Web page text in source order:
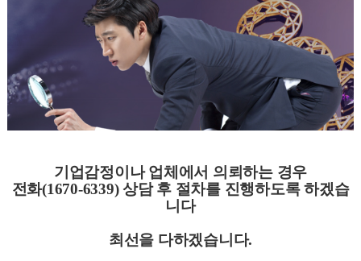
기업감정이나 업체에서 의뢰하는 경우
전화(1670-6339) 상담 후 절차를 진행하도록 하겠습
니다
최선을 다하겠습니다.